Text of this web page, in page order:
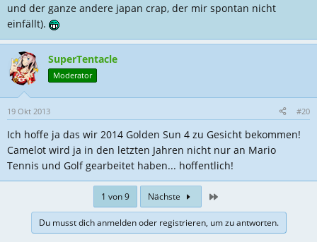
und der ganze andere japan crap, der mir spontan nicht
einfällt).
SuperTentacle
Moderator
19 Okt 2013 #20
Ich hoffe ja das wir 2014 Golden Sun 4 zu Gesicht bekommen!
Camelot wird ja in den letzten Jahren nicht nur an Mario
Tennis und Golf gearbeitet haben... hoffentlich!
1 von 9 Nächste
Du musst dich anmelden oder registrieren, um zu antworten.